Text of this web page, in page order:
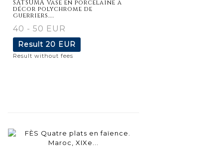
SATSUMA Vase en porcelaine à
décor polychrome de
guerriers....
40 - 50 EUR
Result 20 EUR
Result without fees